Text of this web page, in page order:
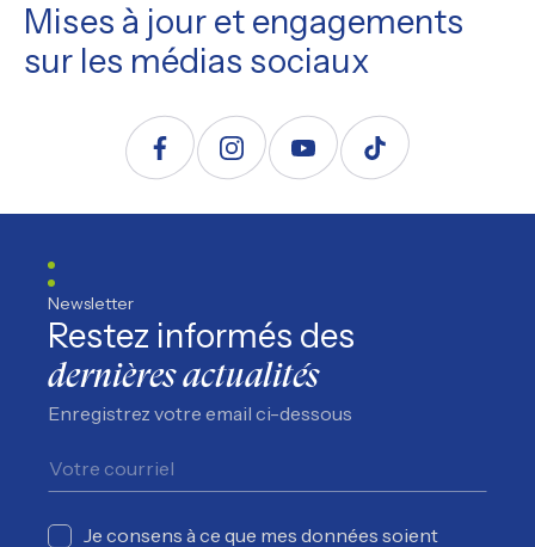
Mises à jour et engagements
sur les médias sociaux
Newsletter
Restez informés des
dernières actualités
Enregistrez votre email ci-dessous
Je consens à ce que mes données soient